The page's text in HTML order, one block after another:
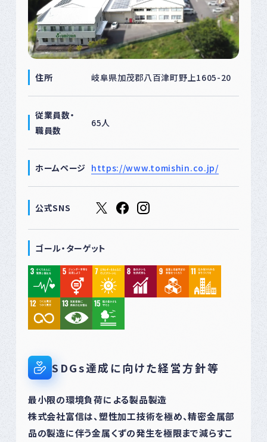
住所 岐阜県加茂郡八百津町野上1605-20
従業員数・
職員数
65人
ホームページ https://www.tomishin.co.jp/
公式SNS
ゴール・ターゲット
SDGs達成に向けた経営方針等
最小限の環境負荷による製品製造
株式会社富信は、塑性加工技術を極め、精密金属部
品の製造に伴う金属くずの発生を極限まで減らすこ